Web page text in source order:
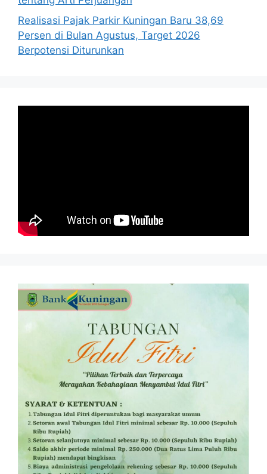
Realisasi Pajak Parkir Kuningan Baru 38,69
Persen di Bulan Agustus, Target 2026
Berpotensi Diturunkan